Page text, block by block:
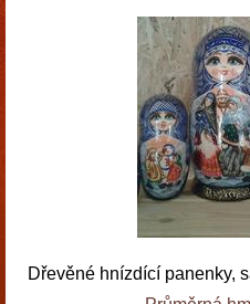
Dřevěné hnízdící panenky,